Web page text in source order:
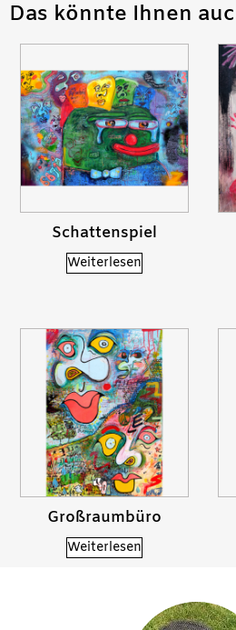
Das könnte Ihnen
Schattenspiel
Weiterlesen
Großraumbüro
Weiterlesen